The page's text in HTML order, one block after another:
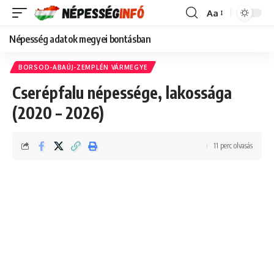
Font
Aa
Népesség adatok megyei bontásban
BORSOD-ABAÚJ-ZEMPLÉN VÁRMEGYE
Cserépfalu népessége, lakossága
(2020 – 2026)
11 perc olvasás